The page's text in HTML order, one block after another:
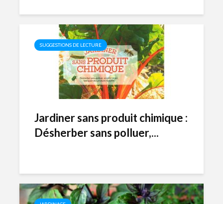
SUGGESTIONS DE LECTURE
Jardiner sans produit chimique :
Désherber sans polluer,...